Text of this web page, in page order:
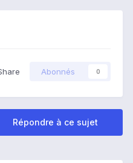
Abonnés 0
Répondre à ce sujet